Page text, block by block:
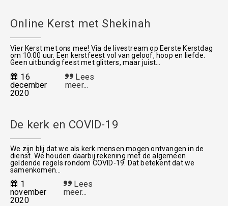
Online Kerst met Shekinah
Vier Kerst met ons mee! Via de livestream op Eerste Kerstdag
om 10.00 uur. Een kerstfeest vol van geloof, hoop en liefde.
Geen uitbundig feest met glitters, maar juist...
16
december
2020
Lees
meer...
De kerk en COVID-19
We zijn blij dat we als kerk mensen mogen ontvangen in de
dienst. We houden daarbij rekening met de algemeen
geldende regels rondom COVID-19. Dat betekent dat we
samenkomen...
1
november
2020
Lees
meer...